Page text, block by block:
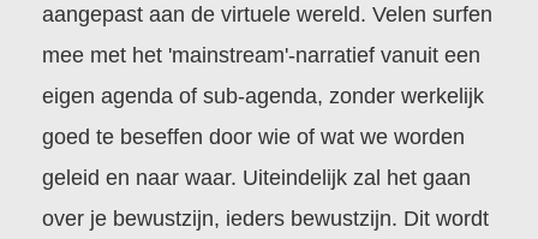
aangepast aan de virtuele wereld. Velen surfen
mee met het 'mainstream'-narratief vanuit een
eigen agenda of sub-agenda, zonder werkelijk
goed te beseffen door wie of wat we worden
geleid en naar waar. Uiteindelijk zal het gaan
over je bewustzijn, ieders bewustzijn. Dit wordt